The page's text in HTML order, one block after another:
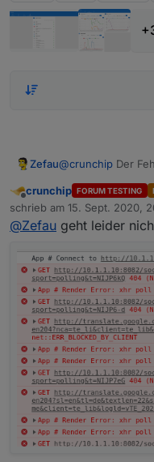
Zefau@crunchip Der
Kannst du
Offline
crunchip FORUM TESTING
schrieb am 15. Sept. 2020,
zuletzt editiert von
@Zefau geht leider